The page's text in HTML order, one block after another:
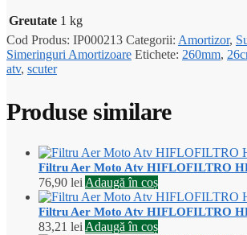
Greutate 1 kg
Cod Produs: IP000213 Categorii: Amortizor,
Simeringuri Amortizoare Etichete: 260mm,
atv, scuter
Produse similare
Filtru Aer Moto Atv HIFLOFILTRO
76,90 leiAdaugă în coș
Filtru Aer Moto Atv HIFLOFILTRO
83,21 leiAdaugă în coș